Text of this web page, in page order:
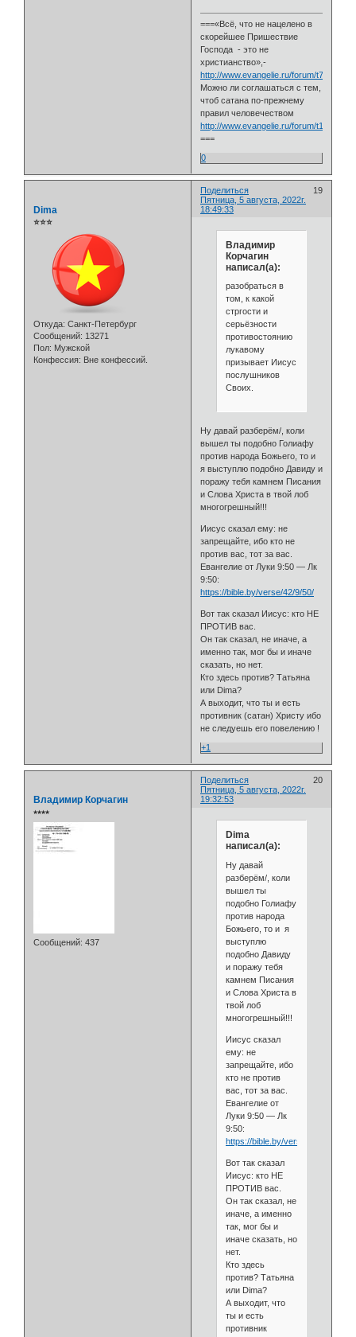
===«Всё, что не нацелено в
скорейшее Пришествие
Господа - это не
христианство»,-
http://www.evangelie.ru/forum/
Можно ли соглашаться с тем,
чтоб сатана по-прежнему
правил человечеством
http://www.evangelie.ru/forum/
===
0
Поделиться
19
Пятница, 5 августа, 2022г.
18:49:33
Dima
⭐⭐⭐
Откуда: Санкт-Петербург
Сообщений: 13271
Пол: Мужской
Конфессия: Вне конфессий.
Владимир
Корчагин
написал(а):
разобраться в
том, к какой
стргости и
серьёзности
противостоянию
лукавому
призывает Иисус
послушников
Своих.
Ну давай разберём/, коли
вышел ты подобно Голиафу
против народа Божьего, то и
я выступлю подобно Давиду и
поражу тебя камнем Писания
и Слова Христа в твой лоб
многогрешный!!!
Иисус сказал ему: не
запрещайте, ибо кто не
против вас, тот за вас.
Евангелие от Луки 9:50 — Лк
9:50:
https://bible.by/verse/42/9/50/
Вот так сказал Иисус: кто НЕ
ПРОТИВ вас.
Он так сказал, не иначе, а
именно так, мог бы и иначе
сказать, но нет.
Кто здесь против? Татьяна
или Dima?
А выходит, что ты и есть
противник (сатан) Христу ибо
не следуешь его повелению !
+1
Поделиться
20
Пятница, 5 августа, 2022г.
19:32:53
Владимир Корчагин
⭒⭒⭒⭒
Сообщений: 437
Dima
написал(а):
Ну давай
разберём/, коли
вышел ты
подобно Голиафу
против народа
Божьего, то и я
выступлю
подобно Давиду
и поражу тебя
камнем Писания
и Слова Христа в
твой лоб
многогрешный!!!
Иисус сказал
ему: не
запрещайте, ибо
кто не против
вас, тот за вас.
Евангелие от
Луки 9:50 — Лк
9:50:
https://bible.by/verse/42/9/50/
Вот так сказал
Иисус: кто НЕ
ПРОТИВ вас.
Он так сказал, не
иначе, а именно
так, мог бы и
иначе сказать, но
нет.
Кто здесь
против? Татьяна
или Dima?
А выходит, что
ты и есть
противник